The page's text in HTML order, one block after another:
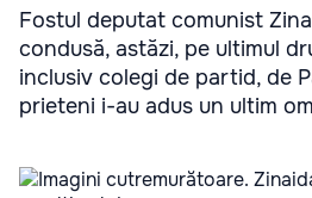
Fostul deputat comunist
condusă, astăzi, pe ultimul
inclusiv colegi de partid, de
prieteni i-au adus un ultim